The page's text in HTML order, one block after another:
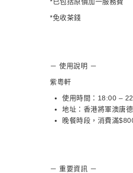
*免收茶錢
－ 使用說明 －
紫粵軒
使用時間：18:00 –
地址：香港將軍澳唐
晚餐時段，消費滿
－ 重要資訊 －